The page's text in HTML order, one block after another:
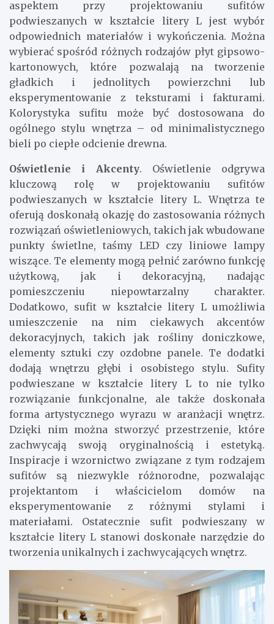
aspektem przy projektowaniu sufitów
podwieszanych w kształcie litery L jest wybór
odpowiednich materiałów i wykończenia. Można
wybierać spośród różnych rodzajów płyt gipsowo-
kartonowych, które pozwalają na tworzenie
gładkich i jednolitych powierzchni lub
eksperymentowanie z teksturami i fakturami.
Kolorystyka sufitu może być dostosowana do
ogólnego stylu wnętrza – od minimalistycznego
bieli po ciepłe odcienie drewna.
Oświetlenie i Akcenty. Oświetlenie odgrywa
kluczową rolę w projektowaniu sufitów
podwieszanych w kształcie litery L. Wnętrza te
oferują doskonałą okazję do zastosowania różnych
rozwiązań oświetleniowych, takich jak wbudowane
punkty świetlne, taśmy LED czy liniowe lampy
wiszące. Te elementy mogą pełnić zarówno funkcję
użytkową, jak i dekoracyjną, nadając
pomieszczeniu niepowtarzalny charakter.
Dodatkowo, sufit w kształcie litery L umożliwia
umieszczenie na nim ciekawych akcentów
dekoracyjnych, takich jak rośliny doniczkowe,
elementy sztuki czy ozdobne panele. Te dodatki
dodają wnętrzu głębi i osobistego stylu. Sufity
podwieszane w kształcie litery L to nie tylko
rozwiązanie funkcjonalne, ale także doskonała
forma artystycznego wyrazu w aranżacji wnętrz.
Dzięki nim można stworzyć przestrzenie, które
zachwycają swoją oryginalnością i estetyką.
Inspiracje i wzornictwo związane z tym rodzajem
sufitów są niezwykle różnorodne, pozwalając
projektantom i właścicielom domów na
eksperymentowanie z różnymi stylami i
materiałami. Ostatecznie sufit podwieszany w
kształcie litery L stanowi doskonałe narzędzie do
tworzenia unikalnych i zachwycających wnętrz.